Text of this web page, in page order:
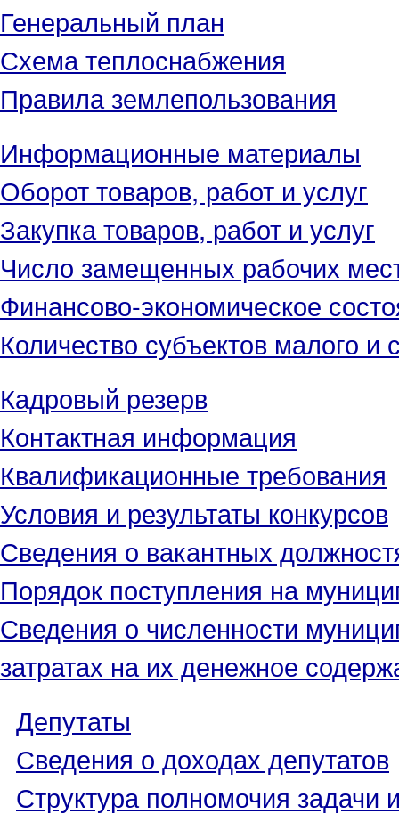
Генеральный план
Схема теплоснабжения
Правила землепользования
Информационные материалы
Оборот товаров, работ и услуг
Закупка товаров, работ и услуг
Число замещенных рабочих
Финансово-экономическое
Количество субъектов малого и
Кадровый резерв
Контактная информация
Квалификационные требования
Условия и результаты конкурсов
Сведения о вакантных
Порядок поступления на
Сведения о численности
затратах на их денежное
Депутаты
Сведения о доходах депутатов
Структура полномочия задачи